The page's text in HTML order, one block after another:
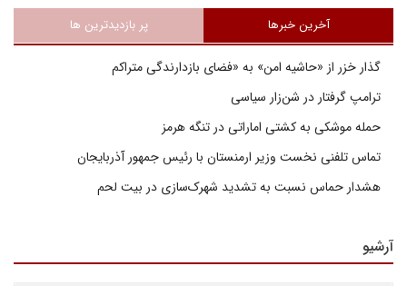
آخرین خبرها پر بازدیدترین ها
گذار خزر از «حاشیه امن» به «فضای بازدارندگی متراکم
ترامپ گرفتار در شن‌زار سیاسی
حمله موشکی به کشتی اماراتی در تنگه هرمز
تماس تلفنی نخست وزیر ارمنستان با رئیس جمهور آذربایجان
هشدار حماس نسبت به تشدید شهرک‌سازی در بیت‌ لحم
آرشیو